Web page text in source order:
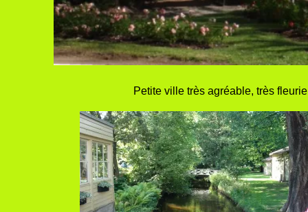
Petite ville très agréable, très